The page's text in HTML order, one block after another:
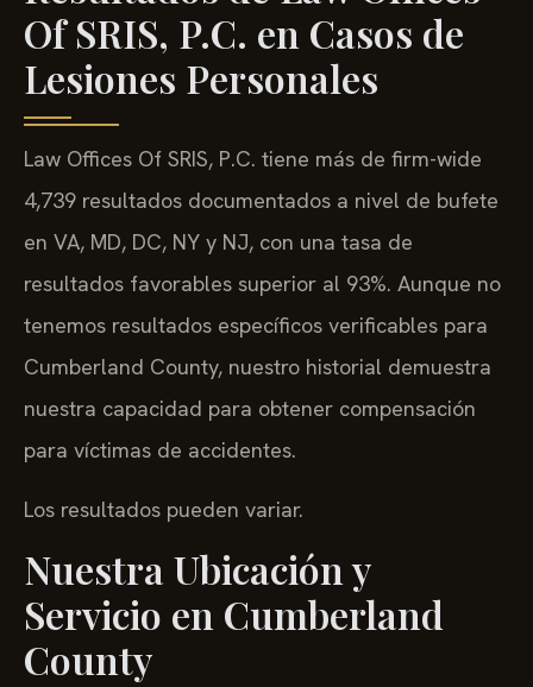
Of SRIS, P.C. en Casos de
Lesiones Personales
Law Offices Of SRIS, P.C. tiene más de firm-wide
4,739 resultados documentados a nivel de bufete
en VA, MD, DC, NY y NJ, con una tasa de
resultados favorables superior al 93%. Aunque no
tenemos resultados específicos verificables para
Cumberland County, nuestro historial demuestra
nuestra capacidad para obtener compensación
para víctimas de accidentes.
Los resultados pueden variar.
Nuestra Ubicación y
Servicio en Cumberland
County